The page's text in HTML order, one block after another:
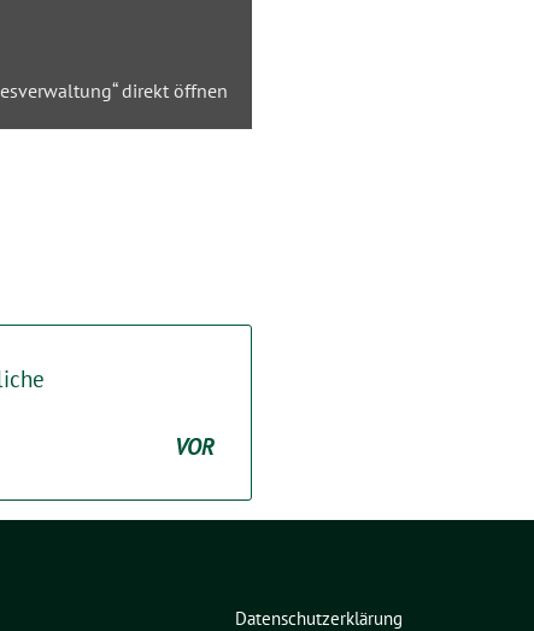
direkt öffnen
VOR
Datenschutzerklärung